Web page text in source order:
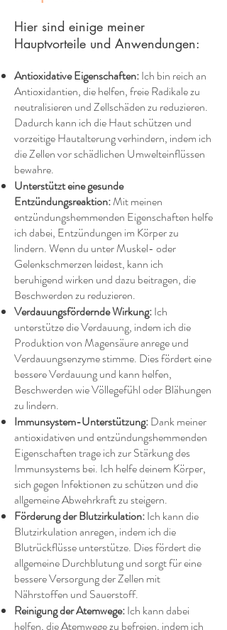
Hier sind einige meiner
Hauptvorteile und Anwendungen:
Antioxidative Eigenschaften:Ich bin reich an
Antioxidantien, die helfen, freie Radikale zu
neutralisieren und Zellschäden zu reduzieren.
Dadurch kann ich die Haut schützen und
vorzeitige Hautalterung verhindern, indem ich
die Zellen vor schädlichen Umwelteinflüssen
bewahre.
Unterstützt eine gesunde
Entzündungsreaktion:Mit meinen
entzündungshemmenden Eigenschaften helfe
ich dabei, Entzündungen im Körper zu
lindern. Wenn du unter Muskel- oder
Gelenkschmerzen leidest, kann ich
beruhigend wirken und dazu beitragen, die
Beschwerden zu reduzieren.
Verdauungsfördernde Wirkung:Ich
unterstütze die Verdauung, indem ich die
Produktion von Magensäure anrege und
Verdauungsenzyme stimme. Dies fördert eine
bessere Verdauung und kann helfen,
Beschwerden wie Völlegefühl oder Blähungen
zu lindern.
Immunsystem-Unterstützung:Dank meiner
antioxidativen und entzündungshemmenden
Eigenschaften trage ich zur Stärkung des
Immunsystems bei. Ich helfe deinem Körper,
sich gegen Infektionen zu schützen und die
allgemeine Abwehrkraft zu steigern.
Förderung der Blutzirkulation:Ich kann die
Blutzirkulation anregen, indem ich die
Blutrückflüsse unterstütze. Dies fördert die
allgemeine Durchblutung und sorgt für eine
bessere Versorgung der Zellen mit
Nährstoffen und Sauerstoff.
Reinigung der Atemwege:Ich kann dabei
helfen, die Atemwege zu befreien, indem ich